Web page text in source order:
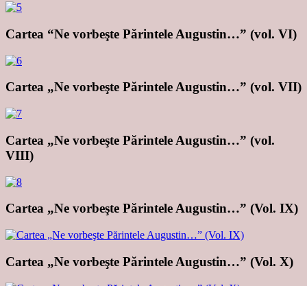
Cartea “Ne vorbeşte Părintele Augustin…” (vol. VI)
Cartea „Ne vorbeşte Părintele Augustin…” (vol. VII)
Cartea „Ne vorbeşte Părintele Augustin…” (vol.
VIII)
Cartea „Ne vorbeşte Părintele Augustin…” (Vol. IX)
Cartea „Ne vorbeşte Părintele Augustin…” (Vol. X)